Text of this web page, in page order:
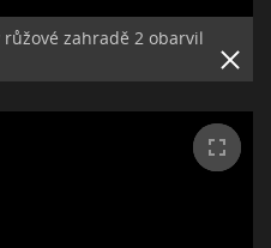
zahradě 2 obarvil